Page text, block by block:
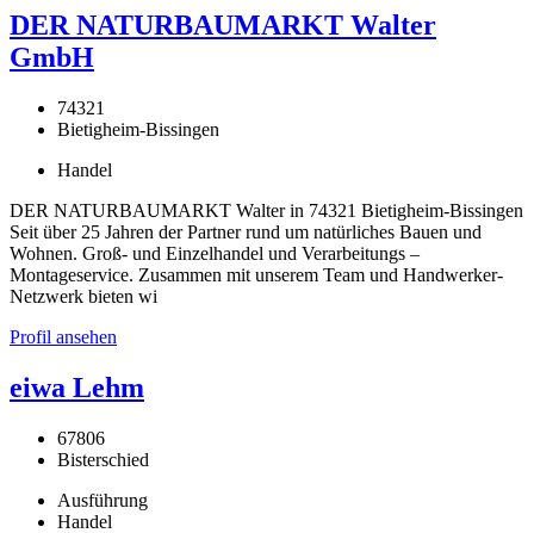
DER NATURBAUMARKT Walter
GmbH
74321
Bietigheim-Bissingen
Handel
DER NATURBAUMARKT Walter in 74321 Bietigheim-Bissingen
Seit über 25 Jahren der Partner rund um natürliches Bauen und
Wohnen. Groß- und Einzelhandel und Verarbeitungs –
Montageservice. Zusammen mit unserem Team und Handwerker-
Netzwerk bieten wi
Profil ansehen
eiwa Lehm
67806
Bisterschied
Ausführung
Handel